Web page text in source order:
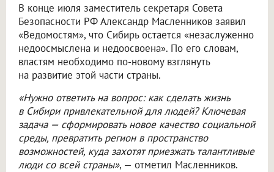
В конце июля заместитель секретаря Совета
Безопасности РФ Александр Масленников заявил
«Ведомостям», что Сибирь остается «незаслуженно
недоосмыслена и недоосвоена». По его словам,
властям необходимо по-новому взглянуть
на развитие этой части страны.
«Нужно ответить на вопрос: как сделать жизнь
в Сибири привлекательной для людей? Ключевая
задача — сформировать новое качество социальной
среды, превратить регион в пространство
возможностей, куда захотят приезжать талантливые
люди со всей страны», — отметил Масленников.